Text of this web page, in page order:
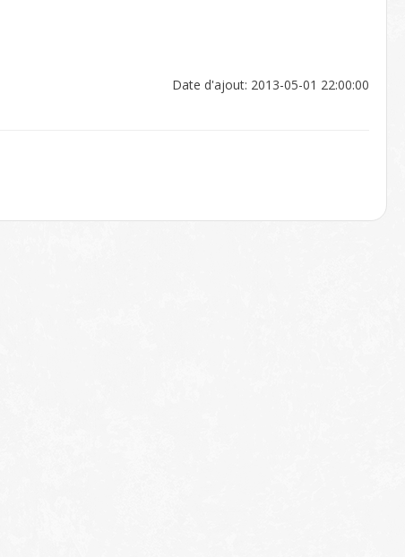
Date d'ajout: 2013-05-01 22:00:00